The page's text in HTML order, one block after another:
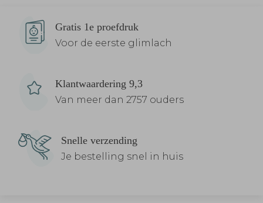
Gratis 1e proefdruk
Voor de eerste glimlach
Klantwaardering 9,3
Van meer dan 2757 ouders
Snelle verzending
Je bestelling snel in huis